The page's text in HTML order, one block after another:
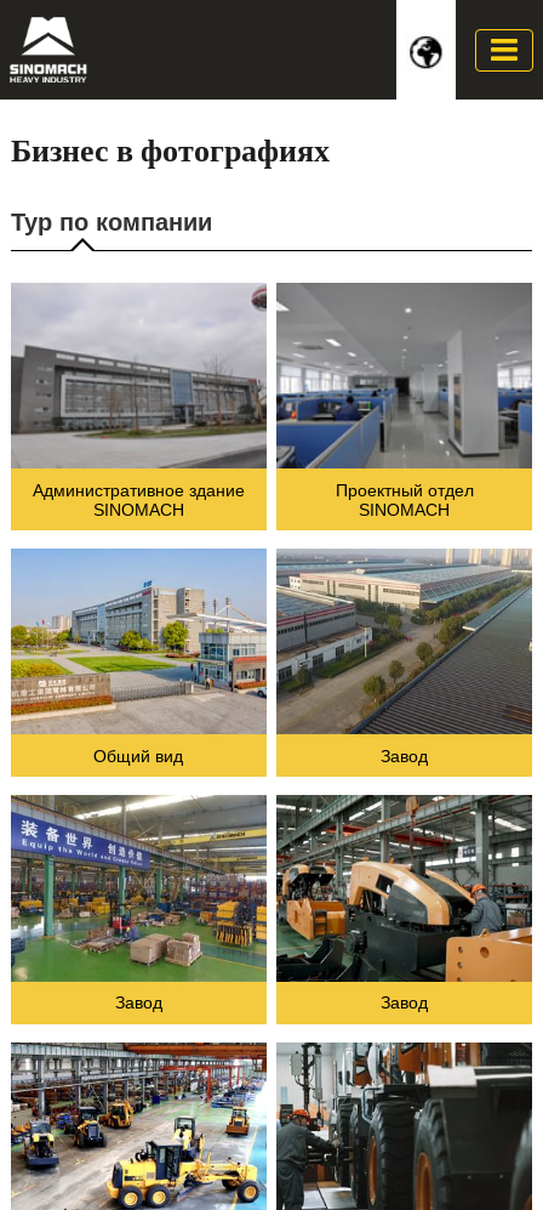
Бизнес в фотографиях
Тур по компании
Административное здание
SINOMACH
Проектный отдел
SINOMACH
Общий вид Завод
Завод Завод